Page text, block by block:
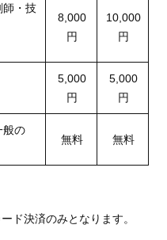
師・技
8,000
円
10,000
円
5,000
円
5,000
円
般の
無料 無料
ド決済のみとなります。